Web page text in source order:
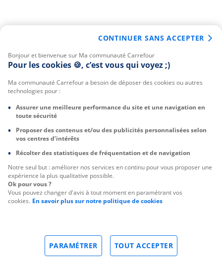
Bonjour et bienvenue sur Ma communauté Carrefour
Pour les cookies 🍪, c’est vous qui voyez ;)
Ma communauté Carrefour a besoin de déposer des cookies ou autres
technologies pour :
Assurer une meilleure performance du site et une navigation en
toute sécurité
Proposer des contenus et/ou des publicités personnalisées selon
vos centres d’intérêts
Récolter des statistiques de fréquentation et de navigation
Notre seul but : améliorer nos services en continu pour vous proposer une
expérience la plus qualitative possible.
Ok pour vous ?
Vous pouvez changer d'avis à tout moment en paramétrant vos
cookies. En savoir plus sur notre politique de cookies
TOUT ACCEPTER
PARAMÉTRER
CONTINUER SANS ACCEPTER